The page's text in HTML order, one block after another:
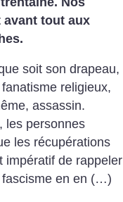
avant tout aux
soit son drapeau,
religieux,
assassin.
les personnes
les récupérations
impératif de rappeler
fascisme en en (…)